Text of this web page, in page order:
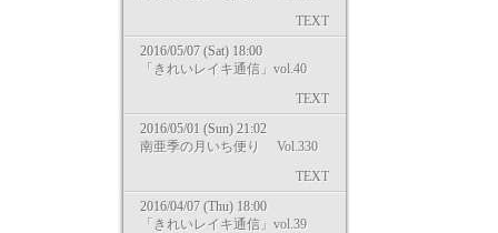
TEXT
2016/05/07 (Sat) 18:00
「きれいレイキ通信」vol.40
TEXT
2016/05/01 (Sun) 21:02
南亜季の月いち便り Vol.330
TEXT
2016/04/07 (Thu) 18:00
「きれいレイキ通信」vol.39